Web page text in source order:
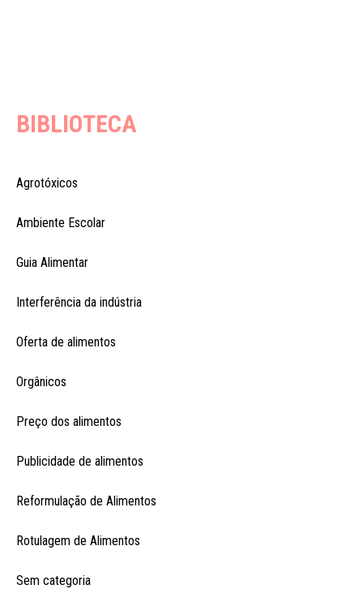
BIBLIOTECA
Agrotóxicos
Ambiente Escolar
Guia Alimentar
Interferência da indústria
Oferta de alimentos
Orgânicos
Preço dos alimentos
Publicidade de alimentos
Reformulação de Alimentos
Rotulagem de Alimentos
Sem categoria